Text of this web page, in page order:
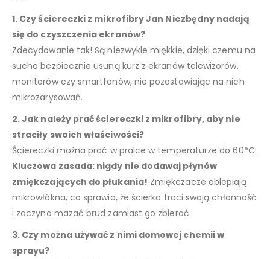
1. Czy ściereczki z mikrofibry Jan Niezbędny nadają
się do czyszczenia ekranów?
Zdecydowanie tak! Są niezwykle miękkie, dzięki czemu na
sucho bezpiecznie usuną kurz z ekranów telewizorów,
monitorów czy smartfonów, nie pozostawiając na nich
mikrozarysowań.
2. Jak należy prać ściereczki z mikrofibry, aby nie
straciły swoich właściwości?
Ściereczki można prać w pralce w temperaturze do 60°C.
Kluczowa zasada: nigdy nie dodawaj płynów
zmiękczających do płukania! Zmiękczacze oblepiają
mikrowłókna, co sprawia, że ścierka traci swoją chłonność
i zaczyna mazać brud zamiast go zbierać.
3. Czy można używać z nimi domowej chemii w
sprayu?